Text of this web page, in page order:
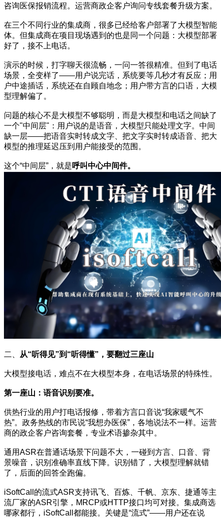
咨询医保报销流程。运营商政企客户询问专线套餐升级方案。
在三个不同行业的集成商，很多已经给客户部署了大模型智能
体。但集成商在项目现场遇到的也是同一个问题：大模型部署
好了，接不上电话。
演示的时候，打字聊天很流畅，一问一答很精准。但到了电话
场景，全变样了——用户说完话，系统要等几秒才有反应；用
户中途插话，系统还在自顾自地念；用户带方言的口语，大模
型理解偏了。
问题的核心不是大模型不够聪明，而是大模型和电话之间缺了
一个"中间层"：用户说的是语音，大模型只能处理文字。中间
缺一层——把语音实时转成文字、把文字实时转成语音、把大
模型的推理延迟压到用户能接受的范围。
这个“中间层”，就是呼叫中心中间件。
二、 从“听得见”到“听得懂”， 要翻过三座山
大模型接电话，难点不在大模型本身，在电话场景的特殊性。
第一座山 ：语音识别要准。
供热行业的用户打电话报修，带着方言口音说“我家暖气不
热”。政务热线的市民说“我想办医保”，各地说法不一样。运营
商的政企客户咨询套餐，专业术语掺杂其中。
通用ASR在普通话场景下问题不大，一碰到方言、口音、背
景噪音，识别准确率直线下降。识别错了，大模型理解就错
了，后面的回答全跑偏。
iSoftCall的流式ASR支持讯飞、百炼、千帆、京东、捷通等主
流厂家的ASR引擎，MRCP或HTTP接口均可对接。集成商选
哪家都行，iSoftCall都能接。关键是“流式”——用户还在说